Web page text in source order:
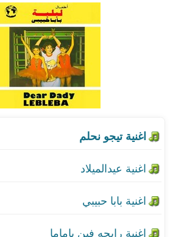
اغنية تيجو نحلم
اغنية عيدالميلاد
اغنية بابا حبيبي
اغنية رايحه فين ياماما
اغنية دقي يامزيكا
اغنية عصفوري